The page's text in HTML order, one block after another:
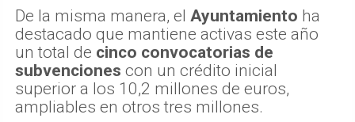
De la misma manera, el Ayuntamiento ha
destacado que mantiene activas este año
un total de cinco convocatorias de
subvenciones con un crédito inicial
superior a los 10,2 millones de euros,
ampliables en otros tres millones.